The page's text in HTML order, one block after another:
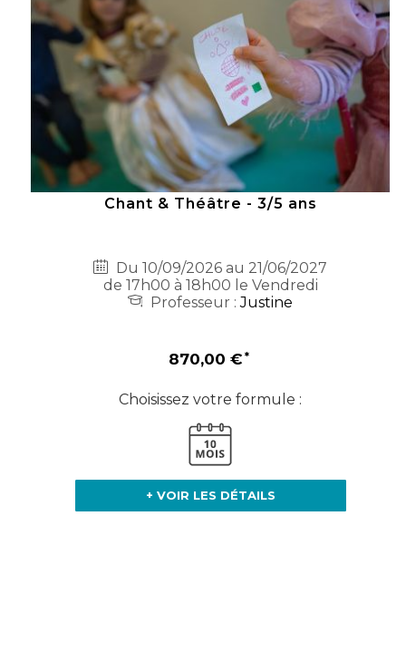
Chant & Théâtre - 3/5 ans
Du 10/09/2026 au 21/06/2027
de 17h00 à 18h00 le Vendredi
Professeur :Justine
870,00 €
Choisissez votre formule :
+ VOIR LES DÉTAILS